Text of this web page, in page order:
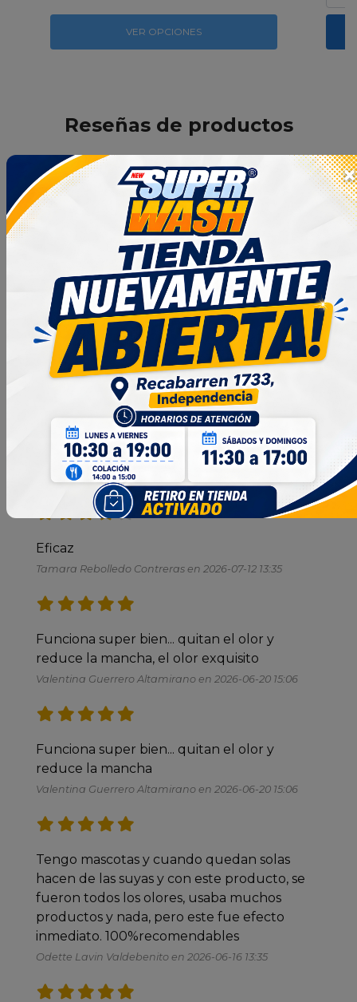
VER OPCIONES
Reseñas de productos
4.9
96 Reseñas
Ordenar por: Más recientes
Excelente producto cumple con todo lo
que promete
Ramiro Retamal en 2026-07-23 13:35
Excelente producto
Paola Meriño Olave en 2026-07-17 15:28
Eficaz
Tamara Rebolledo Contreras en 2026-07-12 13:35
Funciona super bien... quitan el olor y
reduce la mancha, el olor exquisito
Valentina Guerrero Altamirano en 2026-06-20 15:06
Funciona super bien... quitan el olor y
Valentina Guerrero Altamirano en 2026-06-20 15:06
Tengo mascotas y cuando quedan solas
hacen de las suyas y con este producto, se
fueron todos los olores, usaba muchos
productos y nada, pero este fue efecto
inmediato. 100%recomendables
Odette Lavin Valdebenito en 2026-06-16 13:35
×